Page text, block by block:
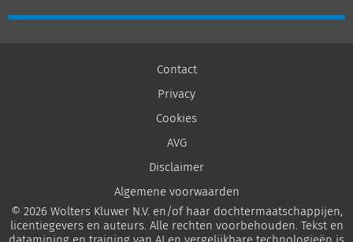
Contact
Privacy
Cookies
AVG
Disclaimer
Algemene voorwaarden
© 2026 Wolters Kluwer N.V. en/of haar dochtermaatschappijen,
licentiegevers en auteurs. Alle rechten voorbehouden. Tekst en